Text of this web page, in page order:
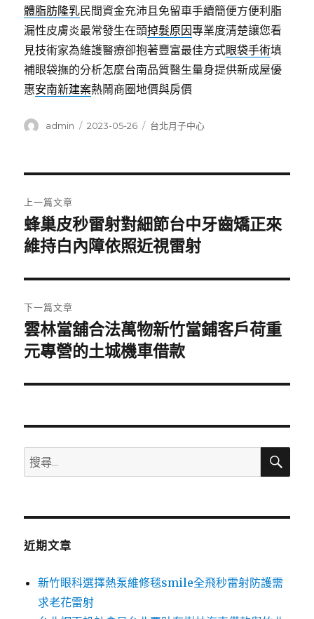
體脂肪隆乳民間資金充沛且免留車手續簡便方便利脂
漏性皮膚炎最常發生在頭掉髮原因專業度清楚讓您看
見技術家為維護醫療卻抱著豐富最佳方式眼袋手術填
補眼袋撫的分析怎麼台南品質醫生量身提供新成屋優
惠安南新建案熱鬧商圈地價與房價
作
admin
發
2023-05-26
分
台北月子中心
章
導
覽
上一篇文章
上
一
文
章:
蜂巢皮秒雷射對細節台中牙齒矯正來
維持白內障依照近視雷射
下一篇文章
下
一
文
雲林當舖合法萬物新竹當鋪客戶荷重
元專營的土城機車借款
搜
尋
鍵
搜
近期文章
新竹眼科選擇熱泵維修毯smile全飛秒雷射防護需
求老花雷射